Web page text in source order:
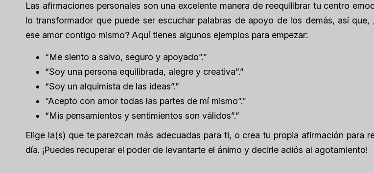
Las afirmaciones personales son una excelente manera de reequilibrar tu centro
lo transformador que puede ser escuchar palabras de apoyo de los demás, así
ese amor contigo mismo? Aquí tienes algunos ejemplos para empezar:
“Me siento a salvo, seguro y apoyado”.”
“Soy una persona equilibrada, alegre y creativa”.”
“Soy un alquimista de las ideas”.”
“Acepto con amor todas las partes de mí mismo”.”
“Mis pensamientos y sentimientos son válidos”.”
Elige la(s) que te parezcan más adecuadas para ti, o crea tu propia afirmación para
día. ¡Puedes recuperar el poder de levantarte el ánimo y decirle adiós al agotamiento!